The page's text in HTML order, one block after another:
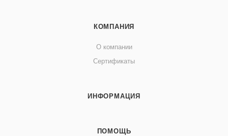
КОМПАНИЯ
О компании
Сертификаты
ИНФОРМАЦИЯ
ПОМОЩЬ